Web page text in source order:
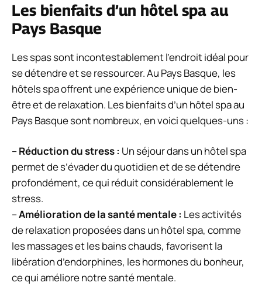
Les bienfaits d’un hôtel spa au
Pays Basque
Les spas sont incontestablement l’endroit idéal pour
se détendre et se ressourcer. Au Pays Basque, les
hôtels spa offrent une expérience unique de bien-
être et de relaxation. Les bienfaits d’un hôtel spa au
Pays Basque sont nombreux, en voici quelques-uns :
–Réduction du stress : Un séjour dans un hôtel spa
permet de s’évader du quotidien et de se détendre
profondément, ce qui réduit considérablement le
stress.
–Amélioration de la santé mentale : Les activités
de relaxation proposées dans un hôtel spa, comme
les massages et les bains chauds, favorisent la
libération d’endorphines, les hormones du bonheur,
ce qui améliore notre santé mentale.